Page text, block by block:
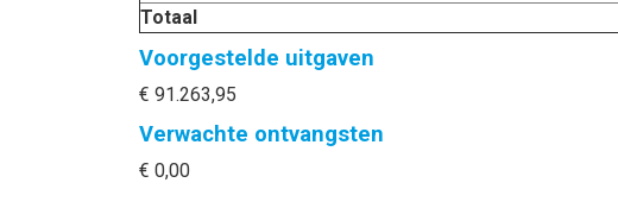
Totaal
Voorgestelde uitgaven
€ 91.263,95
Verwachte ontvangsten
€ 0,00